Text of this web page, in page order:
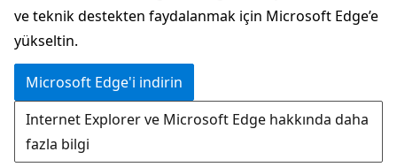
ve teknik destekten faydalanmak için Microsoft Edge’e
yükseltin.
Microsoft Edge'i indirin
Internet Explorer ve Microsoft Edge hakkında daha
fazla bilgi